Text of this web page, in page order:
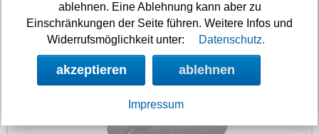
ablehnen. Eine Ablehnung kann aber zu
Einschränkungen der Seite führen. Weitere Infos und
Widerrufsmöglichkeit unter:
Datenschutz.
akzeptieren ablehnen
Impressum